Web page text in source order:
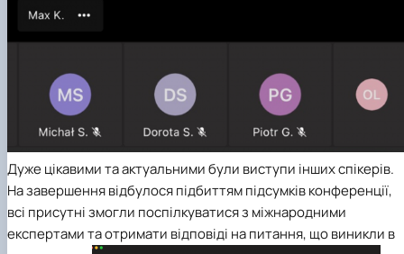
Дуже цікавими та актуальними були виступи інших спікерів.
На завершення відбулося підбиттям підсумків конференції,
всі присутні змогли поспілкуватися з міжнародними
експертами та отримати відповіді на питання, що виникли в